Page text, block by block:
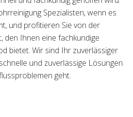
Spezialisten, wenn es
und profitieren Sie von der
den Ihnen eine fachkundige
bietet. Wir sind Ihr zuverlässiger
und zuverlässige Lösungen
geht.